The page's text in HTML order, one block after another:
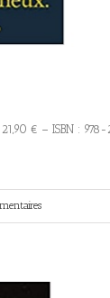
€ – ISBN : 978-